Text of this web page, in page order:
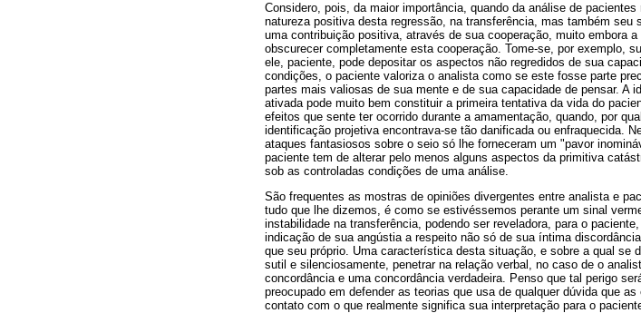
Considero, pois, da maior importância, quando da análise de
natureza positiva desta regressão, na transferência, mas também
uma contribuição positiva, através de sua cooperação, muito embora
obscurecer completamente esta cooperação. Tome-se, por exemplo,
ele, paciente, pode depositar os aspectos não regredidos de sua
condições, o paciente valoriza o analista como se este fosse parte
partes mais valiosas de sua mente e de sua capacidade de pensar.
ativada pode muito bem constituir a primeira tentativa da vida do
efeitos que sente ter ocorrido durante a amamentação, quando, por
identificação projetiva encontrava-se tão danificada ou enfraquecida.
ataques fantasiosos sobre o seio só lhe forneceram um "pavor
paciente tem de alterar pelo menos alguns aspectos da primitiva
sob as controladas condições de uma análise.
São frequentes as mostras de opiniões divergentes entre analista e
tudo que lhe dizemos, é como se estivéssemos perante um sinal
instabilidade na transferência, podendo ser reveladora, para o
indicação de sua angústia a respeito não só de sua íntima
que seu próprio. Uma característica desta situação, e sobre a qual se
sutil e silenciosamente, penetrar na relação verbal, no caso de o
concordância e uma concordância verdadeira. Penso que tal perigo
preocupado em defender as teorias que usa de qualquer dúvida que
contato com o que realmente significa sua interpretação para o